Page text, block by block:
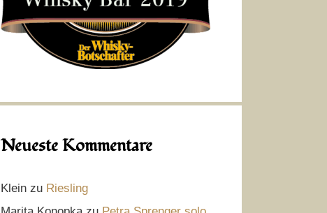
Neueste Kommentare
Klein zu Riesling